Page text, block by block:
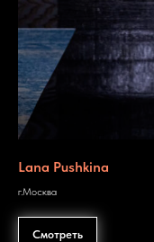
Lana Pushkina
г.Москва
Смотреть